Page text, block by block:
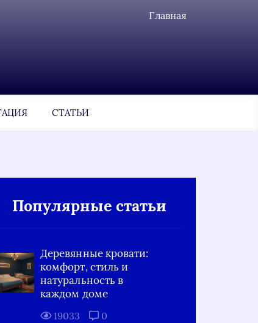
Главная
СТАТЬИ
Популярные статьи
Деревянные кровати:
комфорт, стиль и
натуральность в
каждом доме
19033 0